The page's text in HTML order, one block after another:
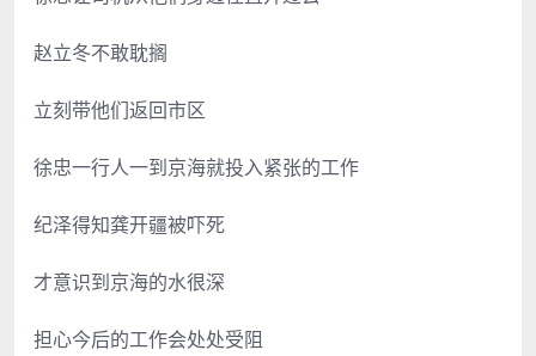
赵立冬不敢耽搁
立刻带他们返回市区
徐忠一行人一到京海就投入紧张的工作
纪泽得知龚开疆被吓死
才意识到京海的水很深
担心今后的工作会处处受阻